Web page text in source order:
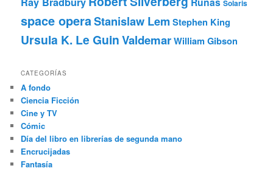
Solaris
space operaStanislaw Lem Stephen King
Ursula K. Le GuinValdemarWilliam Gibson
CATEGORÍAS
A fondo
Ciencia Ficción
Cine y TV
Cómic
Día del libro en librerías de segunda mano
Encrucijadas
Fantasía